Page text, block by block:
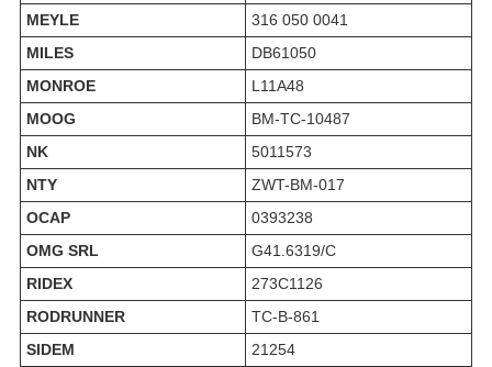
MEYLE
316 050 0041
MILES
DB61050
MONROE
L11A48
MOOG
BM-TC-10487
NK
5011573
NTY
ZWT-BM-017
OCAP
0393238
OMG SRL
G41.6319/C
RIDEX
273C1126
RODRUNNER
TC-B-861
SIDEM
21254